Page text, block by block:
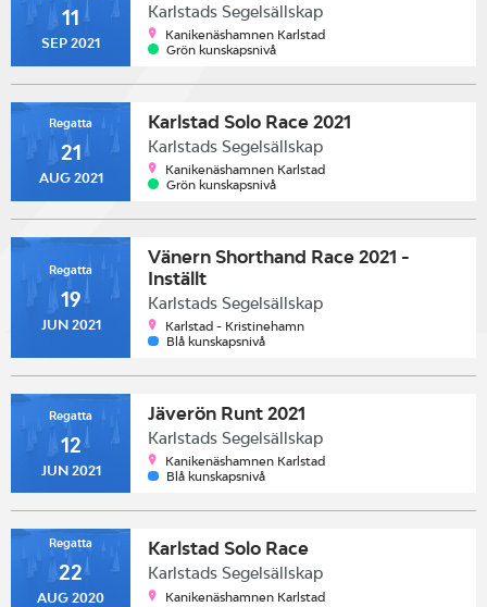
11
SEP 2021
Karlstads Segelsällskap
Kanikenäshamnen Karlstad
Grön kunskapsnivå
Regatta
21
AUG 2021
Karlstad Solo Race 2021
Karlstads Segelsällskap
Kanikenäshamnen Karlstad
Grön kunskapsnivå
Regatta
19
JUN 2021
Vänern Shorthand Race 2021 -
Inställt
Karlstads Segelsällskap
Karlstad - Kristinehamn
Blå kunskapsnivå
Regatta
12
JUN 2021
Jäverön Runt 2021
Karlstads Segelsällskap
Kanikenäshamnen Karlstad
Blå kunskapsnivå
Regatta
22
AUG 2020
Karlstad Solo Race
Karlstads Segelsällskap
Kanikenäshamnen Karlstad